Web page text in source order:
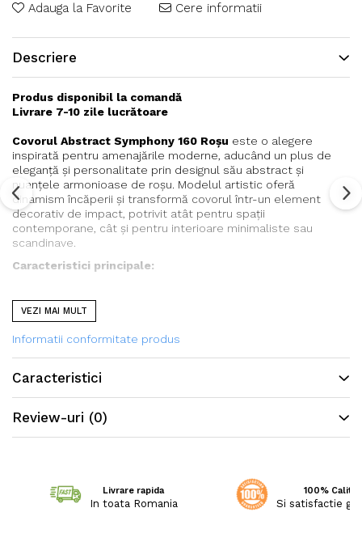
Adauga la Favorite Cere informatii
Descriere
Produs disponibil la comandă
Livrare 7-10 zile lucrătoare
Covorul Abstract Symphony 160 Roșu este o alegere
inspirată pentru amenajările moderne, aducând un plus de
eleganță și personalitate prin designul său abstract și
nuanțele armonioase de roșu. Modelul artistic oferă
dinamism încăperii și transformă covorul într-un element
decorativ de impact, potrivit atât pentru spații
contemporane, cât și pentru interioare minimaliste sau
scandinave.
Caracteristici principale:
Material: 100% bumbac
Culoare: Roșu
Model: Symphony
Potrivit pentru living, dormitor, birou sau dining
Design elegant, ideal pentru interioare clasice și
moderne
VEZI MAI MULT
Informatii conformitate produs
Caracteristici
Review-uri (0)
Livrare rapida
In toata Romania
100%
Si satisfactie